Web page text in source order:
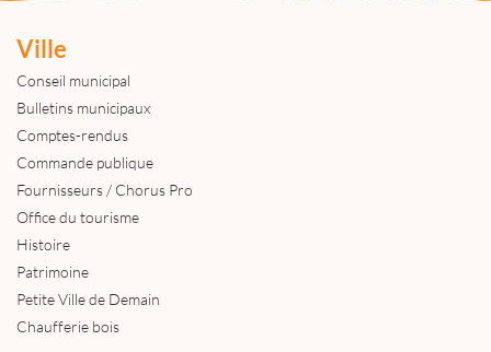
Ville
Conseil municipal
Bulletins municipaux
Comptes-rendus
Commande publique
Fournisseurs / Chorus Pro
Office du tourisme
Histoire
Patrimoine
Petite Ville de Demain
Chaufferie bois